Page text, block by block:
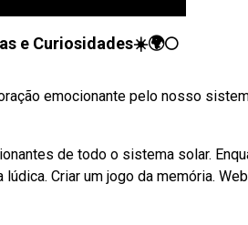
e Curiosidades☀️🌍🌕
emocionante pelo nosso
de todo o sistema solar.
Criar um jogo da memória.